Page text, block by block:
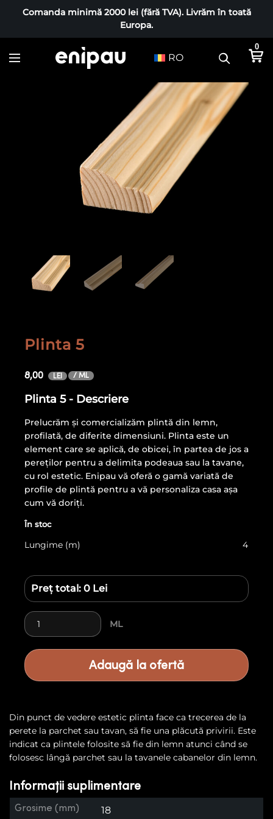
Comanda minimă 2000 lei (fără TVA). Livrăm în toată
Europa.
RO
0
Plinta 5
8,00 LEI / ML
Plinta 5 - Descriere
Prelucrăm și comercializăm plintă din lemn,
profilată, de diferite dimensiuni. Plinta este un
element care se aplică, de obicei, în partea de jos a
pereților pentru a delimita podeaua sau la tavane,
cu rol estetic. Enipau vă oferă o gamă variată de
profile de plintă pentru a vă personaliza casa așa
cum vă doriți.
În stoc
Lungime (m) 4
Preț total: 0 Lei
Cantitate Plinta 5
ML
Adaugă la ofertă
Din punct de vedere estetic plinta face ca trecerea de la
perete la parchet sau tavan, să fie una plăcută privirii. Este
indicat ca plintele folosite să fie din lemn atunci când se
folosesc lângă parchet sau la tavanele cabanelor din lemn.
Informații suplimentare
Grosime (mm) 18